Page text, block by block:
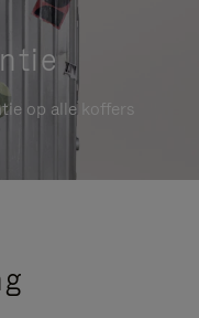
op alle koffers